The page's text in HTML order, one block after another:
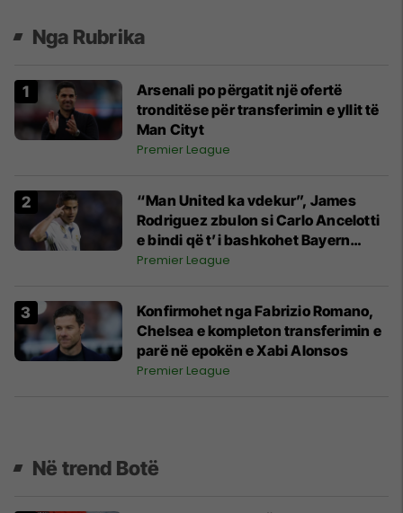
Nga Rubrika
Arsenali po përgatit një ofertë
tronditëse për transferimin e yllit të
Man Cityt
Premier League
“Man United ka vdekur”, James
Rodriguez zbulon si Carlo Ancelotti
e bindi që t’i bashkohet Bayern
Munichut
Premier League
Konfirmohet nga Fabrizio Romano,
Chelsea e kompleton transferimin e
parë në epokën e Xabi Alonsos
Premier League
Në trend Botë